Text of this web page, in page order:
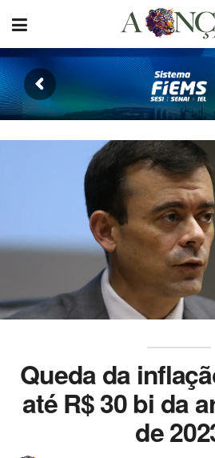
Queda da
até R$ 30 bi da
de